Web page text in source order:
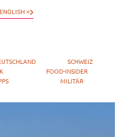
ENGLISH »
SCHWEIZ
FOOD-INSIDER
MILITÄR